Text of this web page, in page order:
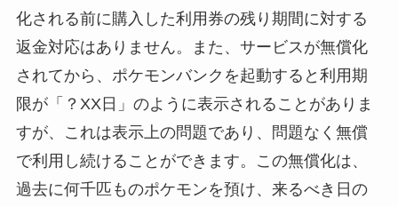
化される前に購入した利用券の残り期間に対する
返金対応はありません。また、サービスが無償化
されてから、ポケモンバンクを起動すると利用期
限が「？XX日」のように表示されることがありま
すが、これは表示上の問題であり、問題なく無償
で利用し続けることができます。この無償化は、
過去に何千匹ものポケモンを預け、来るべき日の